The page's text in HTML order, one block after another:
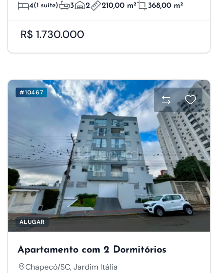
4(1 suíte) 3 2 210,00 m² 368,00 m²
R$ 1.730.000
#10467
ALUGAR
Apartamento com 2 Dormitórios
Chapecó/SC, Jardim Itália